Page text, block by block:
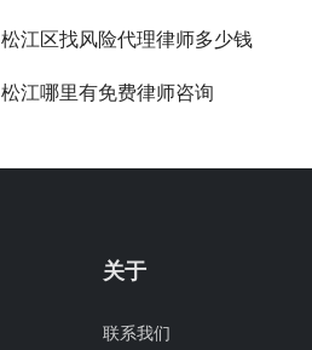
松江区找风险代理律师多少钱
松江哪里有免费律师咨询
关于
联系我们